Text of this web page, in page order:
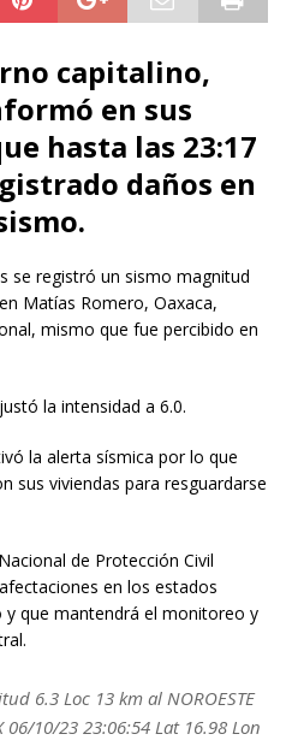
capitalino,
en sus
hasta las 23:17
daños en
se registró un sismo magnitud
Matías Romero, Oaxaca,
mismo que fue percibido en
la intensidad a 6.0.
la alerta sísmica por lo que
sus viviendas para resguardarse
de Protección Civil
en los estados
que mantendrá el monitoreo y
6.3 Loc 13 km al NOROESTE
06/10/23 23:06:54 Lat 16.98 Lon